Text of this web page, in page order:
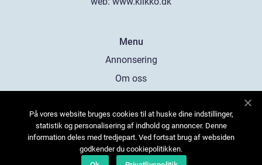
Menu
Annonsering
Om oss
Kontakta oss
Sitemap
På vores website bruges cookies til at huske dine indstillinger,
statistik og personalisering af indhold og annoncer. Denne
information deles med tredjepart. Ved fortsat brug af websiden
godkender du cookiepolitikken.